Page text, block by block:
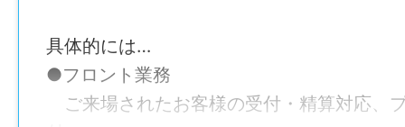
具体的には…
●フロント業務
ご来場されたお客様の受付・精算対応、